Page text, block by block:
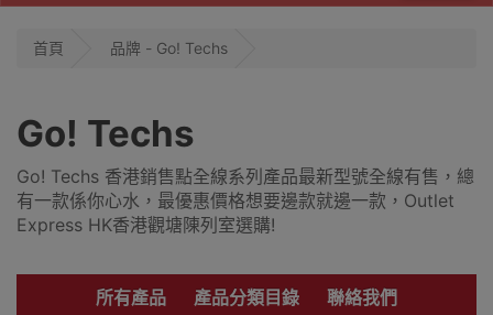
首頁 品牌 - Go! Techs
Go! Techs
Go! Techs 香港銷售點全線系列產品最新型號全線有售，總
有一款係你心水，最優惠價格想要邊款就邊一款，Outlet
Express HK香港觀塘陳列室選購!
所有產品 產品分類目錄 聯絡我們